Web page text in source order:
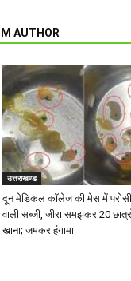
AUTHOR
उत्तराखण्ड
दून मेडिकल कॉलेज की मेस में
वाली सब्जी, जीरा समझकर 20
खाना; जमकर हंगामा